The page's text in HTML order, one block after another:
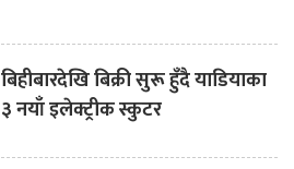
बिहीबारदेखि बिक्री सुरू हुँदै याडियाका
३ नयाँ इलेक्ट्रीक स्कुटर